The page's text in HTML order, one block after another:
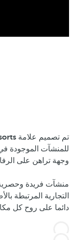
تم تصميم علامة
للمنشآت الموجودة
وجهة تراهن على
منشآت فريدة وحصرية
التجارية المرتبطة
دائما على روح كل